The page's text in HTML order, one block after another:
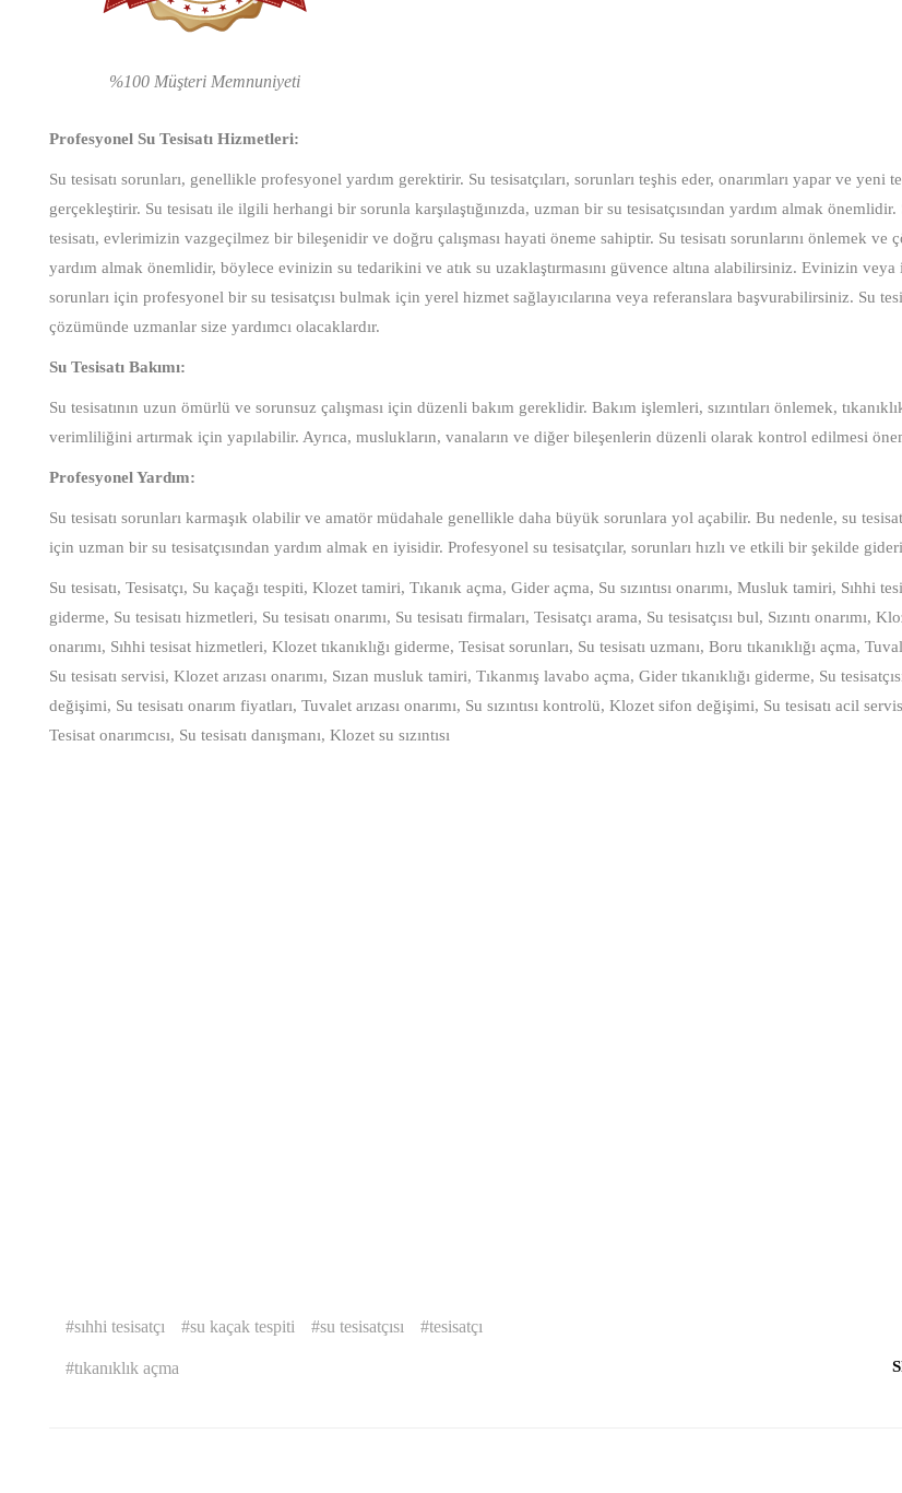
%100 Müşteri Memnuniyeti
Profesyonel Su Tesisatı Hizmetleri:
Su tesisatı sorunları, genellikle profesyonel yardım gerektirir. Su tesisatçıları, sorunları teşhis eder, onarımları yapar ve yeni
gerçekleştirir. Su tesisatı ile ilgili herhangi bir sorunla karşılaştığınızda, uzman bir su tesisatçısından yardım almak
tesisatı, evlerimizin vazgeçilmez bir bileşenidir ve doğru çalışması hayati öneme sahiptir. Su tesisatı sorunlarını önlemek ve
yardım almak önemlidir, böylece evinizin su tedarikini ve atık su uzaklaştırmasını güvence altına alabilirsiniz. Evinizin veya
sorunları için profesyonel bir su tesisatçısı bulmak için yerel hizmet sağlayıcılarına veya referanslara başvurabilirsiniz. Su
çözümünde uzmanlar size yardımcı olacaklardır.
Su Tesisatı Bakımı:
Su tesisatının uzun ömürlü ve sorunsuz çalışması için düzenli bakım gereklidir. Bakım işlemleri, sızıntıları önlemek,
verimliliğini artırmak için yapılabilir. Ayrıca, muslukların, vanaların ve diğer bileşenlerin düzenli olarak kontrol edilmesi
Profesyonel Yardım:
Su tesisatı sorunları karmaşık olabilir ve amatör müdahale genellikle daha büyük sorunlara yol açabilir. Bu nedenle, su
için uzman bir su tesisatçısından yardım almak en iyisidir. Profesyonel su tesisatçılar, sorunları hızlı ve etkili bir şekilde
Su tesisatı, Tesisatçı, Su kaçağı tespiti, Klozet tamiri, Tıkanık açma, Gider açma, Su sızıntısı onarımı, Musluk tamiri, Sıhhi
giderme, Su tesisatı hizmetleri, Su tesisatı onarımı, Su tesisatı firmaları, Tesisatçı arama, Su tesisatçısı bul, Sızıntı onarımı,
onarımı, Sıhhi tesisat hizmetleri, Klozet tıkanıklığı giderme, Tesisat sorunları, Su tesisatı uzmanı, Boru tıkanıklığı açma,
Su tesisatı servisi, Klozet arızası onarımı, Sızan musluk tamiri, Tıkanmış lavabo açma, Gider tıkanıklığı giderme, Su
değişimi, Su tesisatı onarım fiyatları, Tuvalet arızası onarımı, Su sızıntısı kontrolü, Klozet sifon değişimi, Su tesisatı acil
Tesisat onarımcısı, Su tesisatı danışmanı, Klozet su sızıntısı
sıhhi tesisatçı su kaçak tespiti su tesisatçısı tesisatçı
tıkanıklık açma